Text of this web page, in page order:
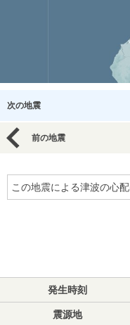
次の地震
前の地震
この地震による津波の心配
発生時刻
震源地